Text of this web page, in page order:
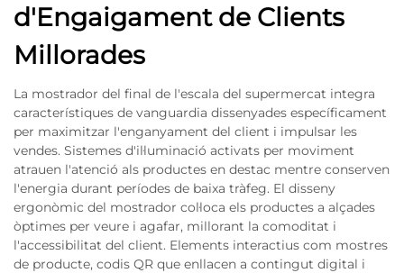
d'Engaigament de Clients
Millorades
La mostrador del final de l'escala del supermercat integra
característiques de vanguardia dissenyades específicament
per maximitzar l'enganyament del client i impulsar les
vendes. Sistemes d'il·luminació activats per moviment
atrauen l'atenció als productes en destac mentre conserven
l'energia durant períodes de baixa tràfeg. El disseny
ergonòmic del mostrador col·loca els productes a alçades
òptimes per veure i agafar, millorant la comoditat i
l'accessibilitat del client. Elements interactius com mostres
de producte, codis QR que enllacen a contingut digital i